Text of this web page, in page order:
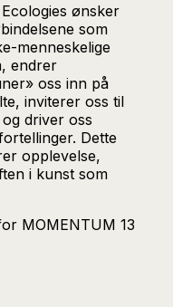
ønsker
som
menneskelige
endrer
oss inn på
inviterer oss til
driver oss
Dette
opplevelse,
i kunst som
MOMENTUM 13